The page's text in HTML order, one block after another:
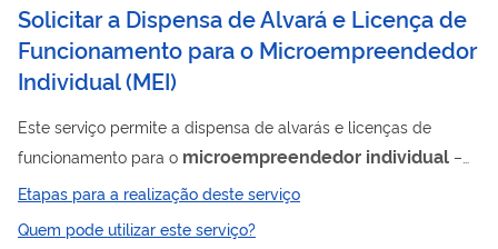
Solicitar a Dispensa de Alvará e Licença de
Funcionamento para o Microempreendedor
Individual (MEI)
Este serviço permite a dispensa de alvarás e licenças de
funcionamento para o microempreendedor individual –
MEI. Desde 1º setembro de 2020, a dispensa de alvará e
licenças de funcionamento ocorre diretamente no processo de
inscrição e atualização de dados do MEI. A dispensa de alvarás
Etapas para a realização deste serviço
Quem pode utilizar este serviço?